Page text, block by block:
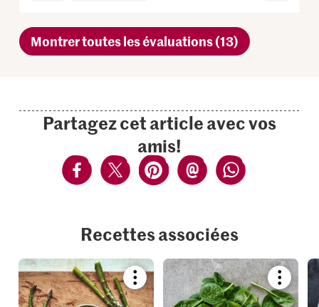
Montrer toutes les évaluations (13)
Partagez cet article avec vos
amis!
Recettes associées
Bookmark
recipe
or
recipe
or